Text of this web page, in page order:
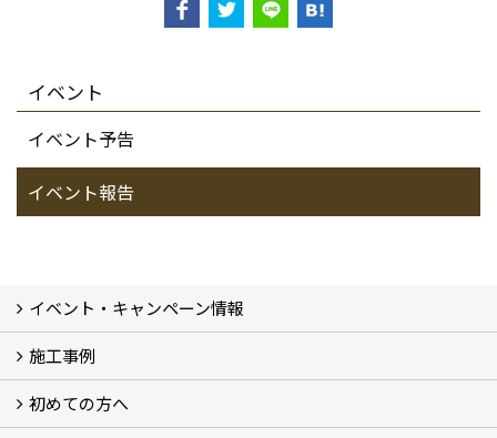
イベント
イベント予告
イベント報告
イベント・キャンペーン情報
イベント予告
イベント報告
キャンペーン
こどもみらい住宅支援事業
施工事例
フォトギャラリー
現場レポート
完工事例
お客様の声
初めての方へ